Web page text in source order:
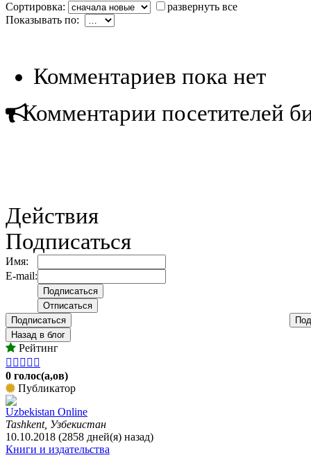
Сортировка:
развернуть все
Показывать по:
Комментариев пока нет
Комментарии посетителей
Действия
Подписаться
Имя:
E-mail:
Подписаться
Назад в блог
Рейтинг
    
0 голос(а,ов)
Публикатор
Uzbekistan Online
Tashkent, Узбекистан
10.10.2018 (2858 дней(я) назад)
Книги и издательства